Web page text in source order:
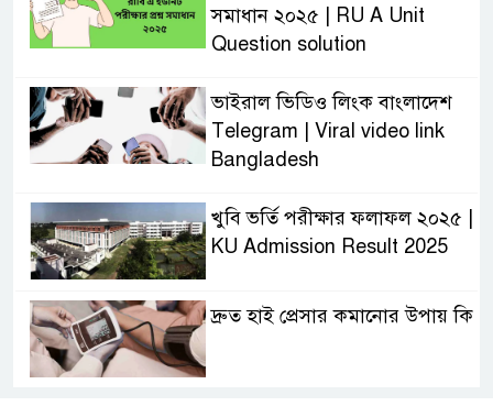
সমাধান ২০২৫ | RU A Unit
Question solution
ভাইরাল ভিডিও লিংক বাংলাদেশ
Telegram | Viral video link
Bangladesh
খুবি ভর্তি পরীক্ষার ফলাফল ২০২৫ |
KU Admission Result 2025
দ্রুত হাই প্রেসার কমানোর উপায় কি